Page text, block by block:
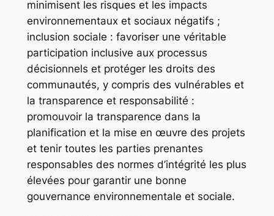
minimisent les risques et les impacts
environnementaux et sociaux négatifs ;
inclusion sociale : favoriser une véritable
participation inclusive aux processus
décisionnels et protéger les droits des
communautés, y compris des vulnérables et
la transparence et responsabilité :
promouvoir la transparence dans la
planification et la mise en œuvre des projets
et tenir toutes les parties prenantes
responsables des normes d’intégrité les plus
élevées pour garantir une bonne
gouvernance environnementale et sociale.